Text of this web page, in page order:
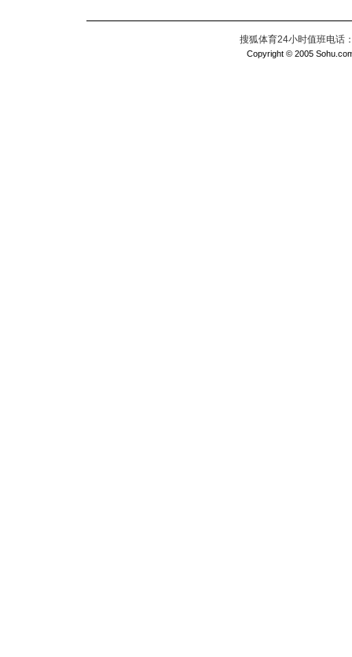
搜狐体育24小时值班电话
Copyright © 2005